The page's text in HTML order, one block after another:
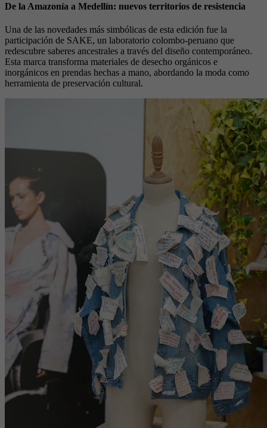
De la Amazonía a Medellín: nuevos territorios de resistencia
Una de las novedades más simbólicas de esta edición fue la
participación de SAKE, un laboratorio colombo‑peruano que
redescubre saberes ancestrales a través del diseño contemporáneo.
Esta marca transforma materiales de desecho orgánicos e
inorgánicos en prendas hechas a mano, abordando la moda como
herramienta de preservación cultural.